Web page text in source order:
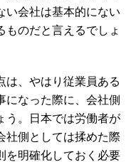
い会社は基本的にない
ものだと言えるでしょ
は、やはり従業員ある
になった際に、会社側
う。日本では労働者が
社側としては揉めた際
を明確化しておく必要